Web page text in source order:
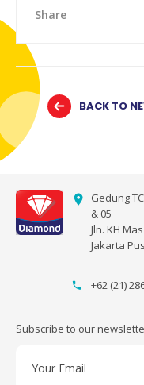
Share
BACK TO
Gedung
& 05
Jln. KH
Jakarta
+62 (21)
Subscribe to our